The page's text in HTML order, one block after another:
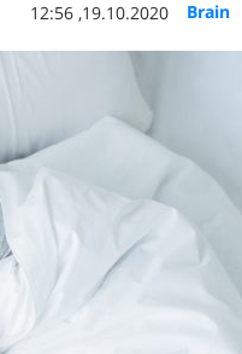
Brain
19.10.2020, 12:56